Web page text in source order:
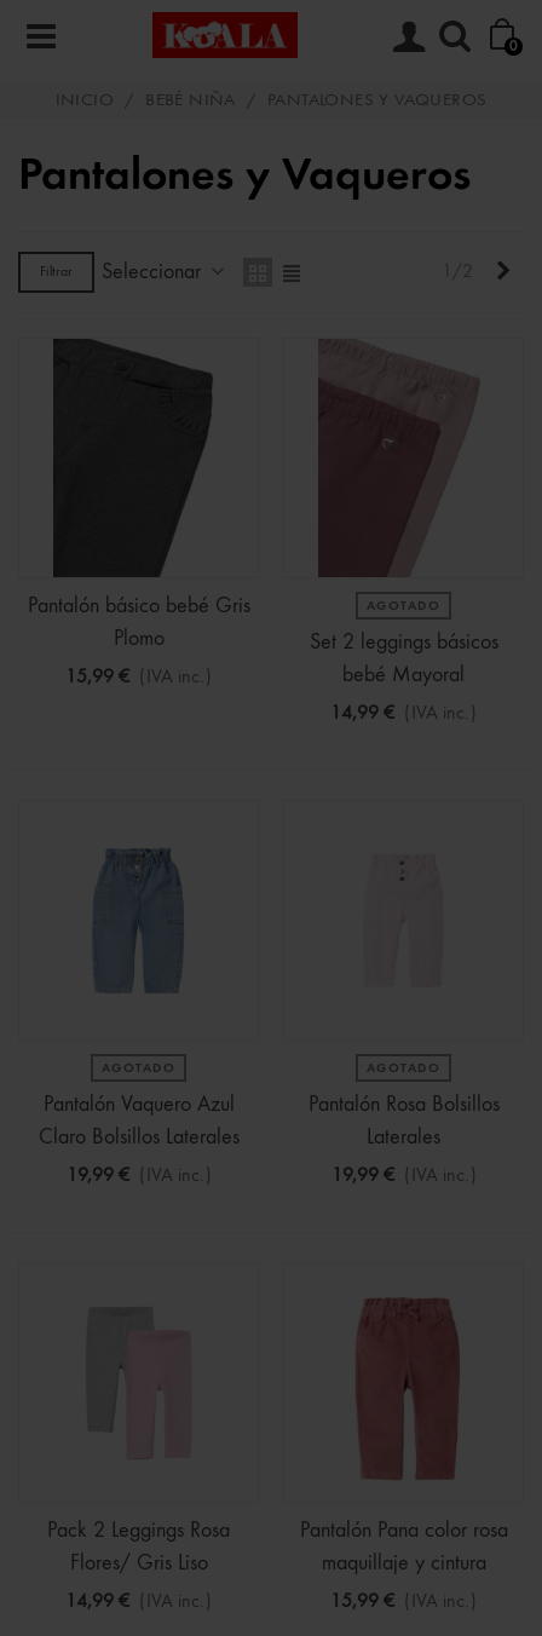
0
INICIO / BEBÉ NIÑA / PANTALONES Y VAQUEROS
Pantalones y Vaqueros
Filtrar Seleccionar 1/2
Pantalón básico bebé Gris
Plomo
15,99 € (IVA inc.)
AGOTADO
Set 2 leggings básicos
bebé Mayoral
14,99 € (IVA inc.)
AGOTADO
Pantalón Vaquero Azul
Claro Bolsillos Laterales
19,99 € (IVA inc.)
AGOTADO
Pantalón Rosa Bolsillos
Laterales
19,99 € (IVA inc.)
Pack 2 Leggings Rosa
Flores/ Gris Liso
14,99 € (IVA inc.)
Pantalón Pana color rosa
maquillaje y cintura
ajustable
15,99 € (IVA inc.)